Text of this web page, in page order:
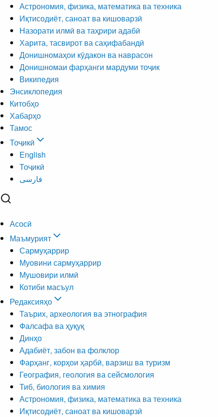
Астрономия, физика, математика ва техника
Иқтисодиёт, саноат ва кишоварзӣ
Назорати илмӣ ва таҳрири адабӣ
Харита, тасвирот ва саҳифабандӣ
Донишномаҳои кӯдакон ва наврасон
Донишномаи фарҳанги мардуми тоҷик
Википедия
Энсиклопедия
Китобҳо
Хабарҳо
Тамос
Тоҷикӣ
English
Тоҷикӣ
فارسی
Асосӣ
Маъмурият
Сармуҳаррир
Муовини сармуҳаррир
Мушовири илмӣ
Котиби масъул
Редаксияҳо
Таърих, археология ва этнография
Фалсафа ва ҳуқуқ
Динҳо
Адабиёт, забон ва фолклор
Фарҳанг, корҳои ҳарбӣ, варзиш ва туризм
География, геология ва сейсмология
Тиб, биология ва химия
Астрономия, физика, математика ва техника
Иқтисодиёт, саноат ва кишоварзӣ